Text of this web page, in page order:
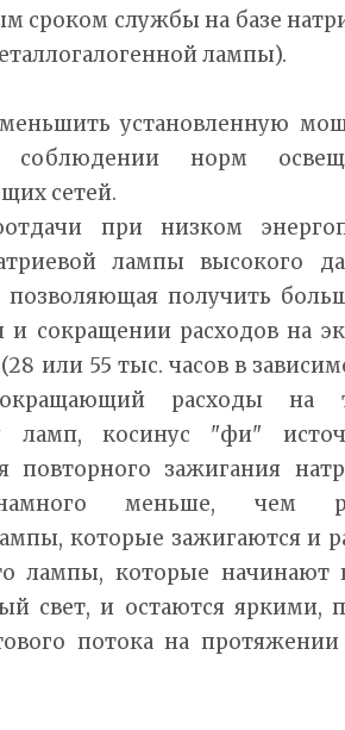
сроком службы на базе
лампы).
установленную
соблюдении норм
сетей.
при низком
лампы высокого
позволяющая получить
и сокращении расходов на
или 55 тыс. часов в
расходы на
ламп, косинус "фи"
повторного зажигания
намного меньше, чем
которые зажигаются и
лампы, которые начинают
свет, и остаются яркими,
потока на протяжении